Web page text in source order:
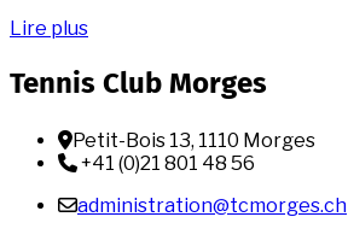
Lire plus
Tennis Club Morges
Adresse
Petit-Bois 13, 1110 Morges
Téléphone:
+41 (0)21 801 48 56
Email :
administration@tcmorges.ch